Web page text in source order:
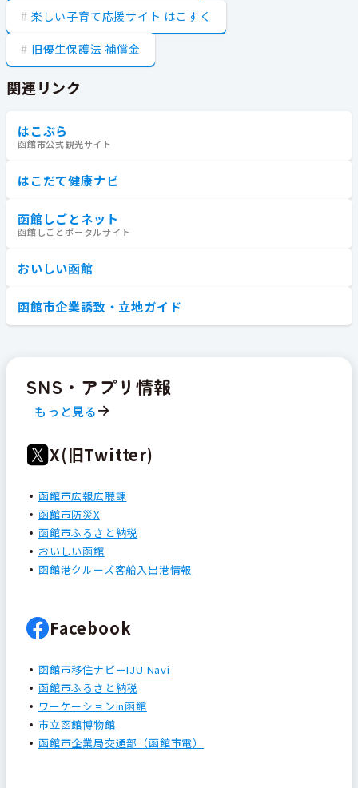
楽しい子育て応援サイト はこすく
旧優生保護法 補償金
関連リンク
はこぶら
函館市公式観光サイト
はこだて健康ナビ
函館しごとネット
函館しごとポータルサイト
おいしい函館
函館市企業誘致・立地ガイド
SNS・アプリ情報
もっと見る
X(旧Twitter)
函館市広報広聴課
函館市防災X
函館市ふるさと納税
おいしい函館
函館港クルーズ客船入出港情報
Facebook
函館市移住ナビーIJU Navi
函館市ふるさと納税
ワーケーションin函館
市立函館博物館
函館市企業局交通部（函館市電）